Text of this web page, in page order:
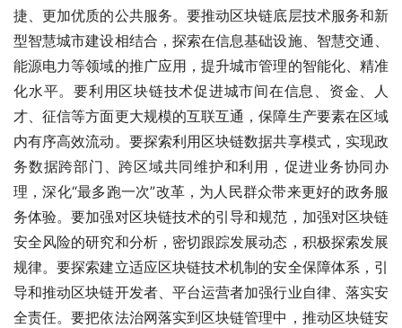
捷、更加优质的公共服务。要推动区块链底层技术服务和新
型智慧城市建设相结合，探索在信息基础设施、智慧交通、
能源电力等领域的推广应用，提升城市管理的智能化、精准
化水平。要利用区块链技术促进城市间在信息、资金、人
才、征信等方面更大规模的互联互通，保障生产要素在区域
内有序高效流动。要探索利用区块链数据共享模式，实现政
务数据跨部门、跨区域共同维护和利用，促进业务协同办
理，深化“最多跑一次”改革，为人民群众带来更好的政务服
务体验。要加强对区块链技术的引导和规范，加强对区块链
安全风险的研究和分析，密切跟踪发展动态，积极探索发展
规律。要探索建立适应区块链技术机制的安全保障体系，引
导和推动区块链开发者、平台运营者加强行业自律、落实安
全责任。要把依法治网落实到区块链管理中，推动区块链安